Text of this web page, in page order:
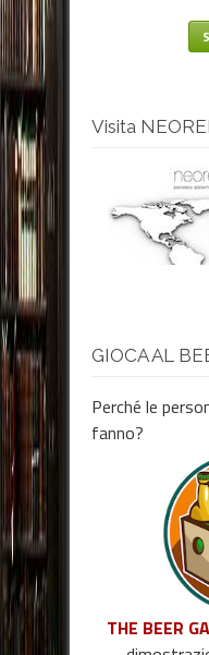
Visita
GIOCA AL
Perché le
fanno?
THE BEER